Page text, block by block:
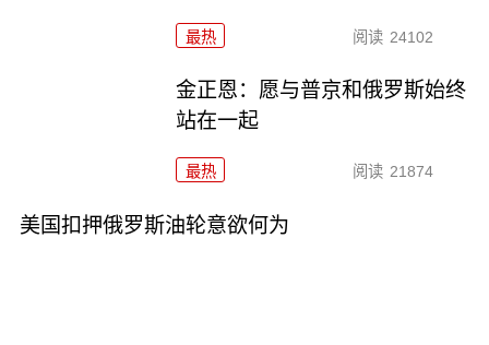
最热 阅读 24102
金正恩：愿与普京和俄罗斯始终
站在一起
最热 阅读 21874
美国扣押俄罗斯油轮意欲何为